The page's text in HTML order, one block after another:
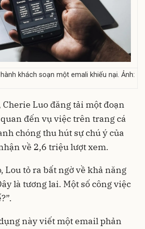
khách soạn một emali khiếu nại. Ảnh:
Luo đăng tải một đoạn
đến vụ việc trên trang cá
chóng thu hút sự chú ý của
về 2,6 triệu lượt xem.
Lou tỏ ra bất ngờ về khả năng
là tương lai. Một số công việc
này viết một email phản